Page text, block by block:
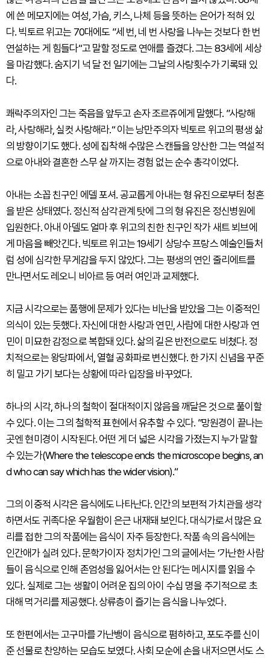
에 쓴 메모지에는 여성, 가슴, 키스, 나체 등을 뜻하는 은어가 적혀 있
다. 빅토르 위고는 70대에도 ”세 번, 네 번 사랑을 나누는 것보다 한 번
연설하는 게 힘들다“고 말할 정도로 연애를 즐겼다. 그는 83세에 세상
을 마감했다. 숨지기 넉 달 전 일기에는 그날의 사랑횟수가 기록돼 있
다.
쾌락주의자인 그는 죽음을 앞두고 손자 조르쥬에게 말했다. ”사랑해
라, 사랑해라, 실컷 사랑해라.“ 이는 낭만주의자 빅토르 위고의 평생 삶
의 방향이기도 했다. 성에 집착해 수많은 스캔들을 양산한 그는 역설적
으로 아내와 결혼한 스무 살 까지는 경험 없는 순수 총각이었다.
아내는 소꼽 친구인 에델 포셔. 공교롭게 아내는 형 유진으로부터 청혼
을 받은 상태였다. 정신적 삼각관계 탓에 그의 형 유진은 정신병원에
입원한다. 아내 아델도 얼마 후 위고의 친한 친구인 작가 새트 뵈브에
게 마음을 빼앗긴다. 빅토르 위고는 19세기 상당수 프랑스 예술인들처
럼 성에 심각한 무게감을 두지 않았다. 그는 평생의 연인 줄리에트를
만나면서도 레오니 비아르 등 여러 여인과 교제했다.
지금 시각으로는 품행에 문제가 있다는 비난을 받았을 그는 이중적인
의식이 있는 듯했다. 자신에 대한 사랑과 연민, 사람에 대한 사랑과 연
민이 미묘한 감정으로 복합돼 있다. 삶의 길은 반전으로도 비쳤다. 정
치적으로는 왕당파에서, 열혈 공화파로 변신했다. 한 가지 신념을 꾸준
히 밀고 가기 보다는 상황에 따라 입장을 바꾸었다.
하나의 시각, 하나의 철학이 절대적이지 않음을 깨달은 것으로 풀이할
수 있다. 이는 그의 철학적 표현에서 유추할 수 있다. ”망원경이 끝나는
곳엔 현미경이 시작된다. 어떤 게 더 넓은 시각을 가졌는지 누가 말할
수 있는가(Where the telescope ends the microscope begins, an
d who can say which has the wider vision).“
그의 이중적 시각은 음식에도 나타난다. 인간의 보편적 가치관을 생각
하면서도 귀족다운 우월함이 은근 내재돼 보인다. 대식가로서 많은 요
리를 접한 그의 작품에는 음식이 자주 등장한다. 작품 속의 음식에는
인간애가 실려 있다. 문학가이자 정치가인 그의 글에서는 ’가난한 사람
들이 음식으로 인해 존엄성을 잃어서는 안 된다‘는 메시지를 읽을 수
있다. 실제로 그는 생활이 어려운 집의 아이 수십 명을 주기적으로 초
대해 먹거리를 제공했다. 상류층이 즐기는 음식을 나누었다.
또 한편에서는 고구마를 가난뱅이 음식으로 폄하하고, 포도주를 신이
준 선물로 찬양하는 모습도 보였다. 사회 모순에 손을 내저으면서도 스